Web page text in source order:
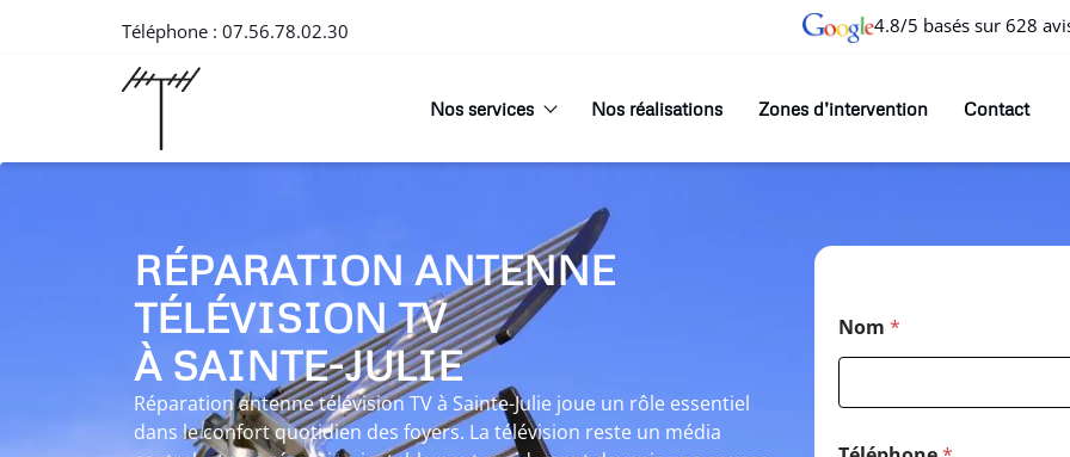
Téléphone : 07.56.78.02.30 4.8/5 basés sur 628
Nos services Nos réalisations Zones d’intervention Contact
RÉPARATION ANTENNE
TÉLÉVISION TV
À SAINTE-JULIE
Réparation antenne télévision TV à Sainte-Julie joue un rôle essentiel
dans le confort quotidien des foyers. La télévision reste un média
Nom *